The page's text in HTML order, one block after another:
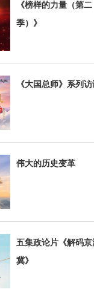
《榜样的力量（第二
季）》
《大国总师》系列
伟大的历史变革
五集政论片《解码京
冀》